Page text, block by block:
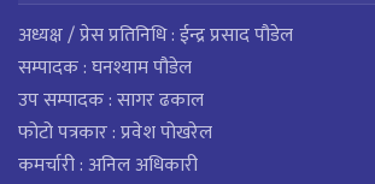
अध्यक्ष / प्रेस प्रतिनिधि : ईन्द्र प्रसाद पौडेल
सम्पादक : घनश्याम पौडेल
उप सम्पादक : सागर ढकाल
फोटो पत्रकार : प्रवेश पोखरेल
कमर्चारी : अनिल अधिकारी